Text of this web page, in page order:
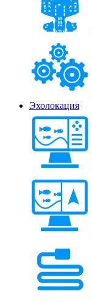
Эхолокация